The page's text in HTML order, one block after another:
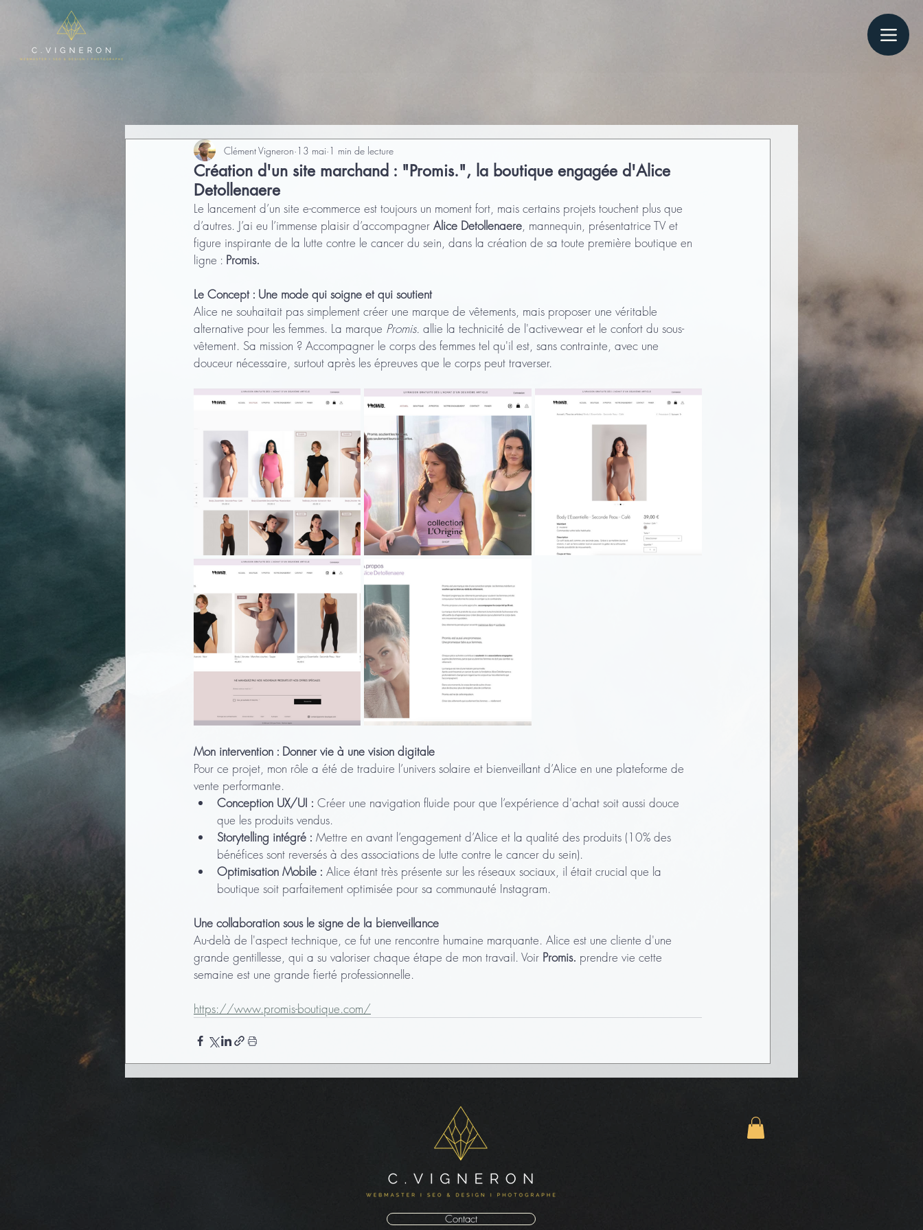
Création d'un site marchand : "Promis.", la boutique engagée d'Alice
Detollenaere
Clément Vigneron 13 mai 1 min de lecture
Le lancement d’un site e-commerce est toujours un moment fort, mais certains projets touchent plus que
d’autres. J’ai eu l’immense plaisir d’accompagner Alice Detollenaere, mannequin, présentatrice TV et
figure inspirante de la lutte contre le cancer du sein, dans la création de sa toute première boutique en
ligne : Promis.
Le Concept : Une mode qui soigne et qui soutient
Alice ne souhaitait pas simplement créer une marque de vêtements, mais proposer une véritable
alternative pour les femmes. La marque Promis. allie la technicité de l'activewear et le confort du sous-
vêtement. Sa mission ? Accompagner le corps des femmes tel qu'il est, sans contrainte, avec une
douceur nécessaire, surtout après les épreuves que le corps peut traverser.
Mon intervention : Donner vie à une vision digitale
Pour ce projet, mon rôle a été de traduire l’univers solaire et bienveillant d’Alice en une plateforme de
vente performante.
Conception UX/UI : Créer une navigation fluide pour que l’expérience d'achat soit aussi douce
que les produits vendus.
Storytelling intégré : Mettre en avant l’engagement d’Alice et la qualité des produits (10% des
bénéfices sont reversés à des associations de lutte contre le cancer du sein).
Optimisation Mobile : Alice étant très présente sur les réseaux sociaux, il était crucial que la
boutique soit parfaitement optimisée pour sa communauté Instagram.
Une collaboration sous le signe de la bienveillance
Au-delà de l'aspect technique, ce fut une rencontre humaine marquante. Alice est une cliente d'une
grande gentillesse, qui a su valoriser chaque étape de mon travail. Voir Promis. prendre vie cette
semaine est une grande fierté professionnelle.
https://www.promis-boutique.com/
Contact